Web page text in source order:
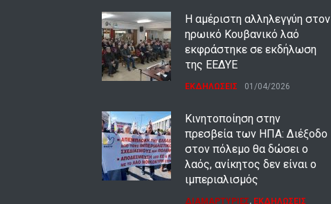
Η αμέριστη αλληλεγγύη στον
ηρωικό Κουβανικό λαό
εκφράστηκε σε εκδήλωση
της ΕΕΔΥΕ
ΕΚΔΗΛΩΣΕΙΣ 01/04/2026
Κινητοποίηση στην
πρεσβεία των ΗΠΑ: Διέξοδο
στον πόλεμο θα δώσει ο
λαός, ανίκητος δεν είναι ο
ιμπεριαλισμός
ΔΙΑΜΑΡΤΥΡΙΕΣ, ΕΚΔΗΛΩΣΕΙΣ